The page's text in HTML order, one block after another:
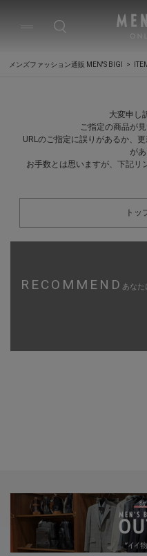
メンズファッション通販 MEN'S BIGI
大変申し
ご指定の商品が
URLのご指定に誤りがあるか、
があ
お手数とは思いますが、下記リ
トッ
RECOMMEND あな